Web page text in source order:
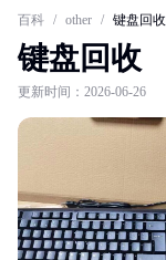
百科 / other / 键盘回收
键盘回收
更新时间：2026-06-26